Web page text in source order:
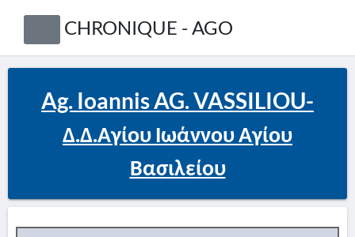
CHRONIQUE - AGO
Ag. Ioannis AG. VASSILIOU-
Δ.Δ.Αγίου Ιωάννου Αγίου
Βασιλείου